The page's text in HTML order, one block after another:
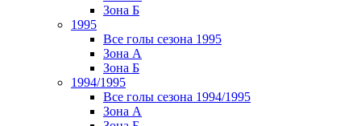
Зона Б
1995
Все голы сезона 1995
Зона А
Зона Б
1994/1995
Все голы сезона 1994/1995
Зона А